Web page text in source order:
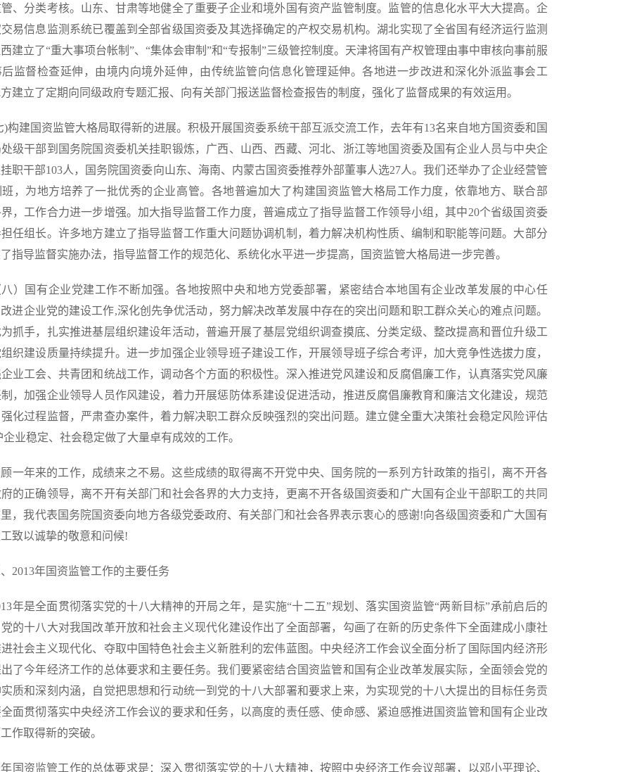
、分类考核。山东、甘肃等地健全了重要子企业和境外国有资产监管制度。监管的信息化水平大大提高。企
易信息监测系统已覆盖到全部省级国资委及其选择确定的产权交易机构。湖北实现了全省国有经济运行监测
建立了“重大事项台帐制”、“集体会审制”和“专报制”三级管控制度。天津将国有产权管理由事中审核向事前服
监督检查延伸，由境内向境外延伸，由传统监管向信息化管理延伸。各地进一步改进和深化外派监事会工
建立了定期向同级政府专题汇报、向有关部门报送监督检查报告的制度，强化了监督成果的有效运用。
建国资监管大格局取得新的进展。积极开展国资委系统干部互派交流工作，去年有13名来自地方国资委和国
级干部到国务院国资委机关挂职锻炼，广西、山西、西藏、河北、浙江等地国资委及国有企业人员与中央企
职干部103人，国务院国资委向山东、海南、内蒙古国资委推荐外部董事人选27人。我们还举办了企业经营管
，为地方培养了一批优秀的企业高管。各地普遍加大了构建国资监管大格局工作力度，依靠地方、联合部
，工作合力进一步增强。加大指导监督工作力度，普遍成立了指导监督工作领导小组，其中20个省级国资委
任组长。许多地方建立了指导监督工作重大问题协调机制，着力解决机构性质、编制和职能等问题。大部分
指导监督实施办法，指导监督工作的规范化、系统化水平进一步提高，国资监管大格局进一步完善。
国有企业党建工作不断加强。各地按照中央和地方党委部署，紧密结合本地国有企业改革发展的中心任
进企业党的建设工作,深化创先争优活动，努力解决改革发展中存在的突出问题和职工群众关心的难点问题。
抓手，扎实推进基层组织建设年活动，普遍开展了基层党组织调查摸底、分类定级、整改提高和晋位升级工
织建设质量持续提升。进一步加强企业领导班子建设工作，开展领导班子综合考评，加大竞争性选拔力度，
业工会、共青团和统战工作，调动各个方面的积极性。深入推进党风建设和反腐倡廉工作，认真落实党风廉
，加强企业领导人员作风建设，着力开展惩防体系建设促进活动，推进反腐倡廉教育和廉洁文化建设，规范
化过程监督，严肃查办案件，着力解决职工群众反映强烈的突出问题。建立健全重大决策社会稳定风险评估
业稳定、社会稳定做了大量卓有成效的工作。
年来的工作，成绩来之不易。这些成绩的取得离不开党中央、国务院的一系列方针政策的指引，离不开各
的正确领导，离不开有关部门和社会各界的大力支持，更离不开各级国资委和广大国有企业干部职工的共同
，我代表国务院国资委向地方各级党委政府、有关部门和社会各界表示衷心的感谢!向各级国资委和广大国有
致以诚挚的敬意和问候!
年国资监管工作的主要任务
是全面贯彻落实党的十八大精神的开局之年，是实施“十二五”规划、落实国资监管“两新目标”承前启后的
的十八大对我国改革开放和社会主义现代化建设作出了全面部署，勾画了在新的历史条件下全面建成小康社
社会主义现代化、夺取中国特色社会主义新胜利的宏伟蓝图。中央经济工作会议全面分析了国际国内经济形
了今年经济工作的总体要求和主要任务。我们要紧密结合国资监管和国有企业改革发展实际，全面领会党的
质和深刻内涵，自觉把思想和行动统一到党的十八大部署和要求上来，为实现党的十八大提出的目标任务贡
面贯彻落实中央经济工作会议的要求和任务，以高度的责任感、使命感、紧迫感推进国资监管和国有企业改
作取得新的突破。
资监管工作的总体要求是：深入贯彻落实党的十八大精神，按照中央经济工作会议部署，以邓小平理论、